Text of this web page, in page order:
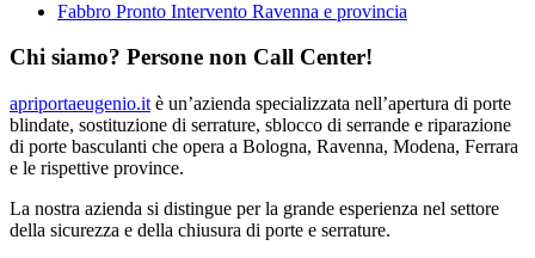
Fabbro Pronto Intervento Ravenna e provincia
Chi siamo? Persone non Call Center!
apriportaeugenio.it è un’azienda specializzata nell’apertura di porte
blindate, sostituzione di serrature, sblocco di serrande e riparazione
di porte basculanti che opera a Bologna, Ravenna, Modena, Ferrara
e le rispettive province.
La nostra azienda si distingue per la grande esperienza nel settore
della sicurezza e della chiusura di porte e serrature.